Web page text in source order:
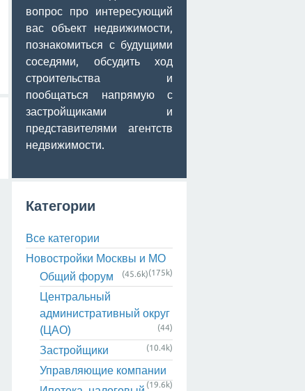
вопрос про интересующий
вас объект недвижимости,
познакомиться с будущими
соседями, обсудить ход
строительства и
пообщаться напрямую с
застройщиками и
представителями агентств
недвижимости.
Категории
Все категории
Новостройки Москвы и МО
(175k)
Общий форум (45.6k)
Центральный
административный округ
(ЦАО)
(44)
Застройщики (10.4k)
Управляющие компании
(19.6k)